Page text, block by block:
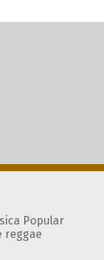
Popular
reggae